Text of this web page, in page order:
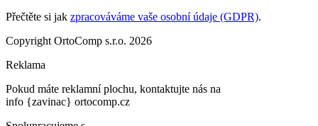
Přečtěte si jak zpracováváme vaše osobní údaje (GDPR).
Copyright OrtoComp s.r.o. 2026
Reklama
Pokud máte reklamní plochu, kontaktujte nás na
info {zavinac} ortocomp.cz